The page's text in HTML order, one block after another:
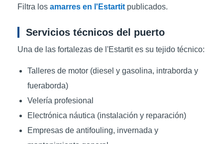
Filtra los amarres en l'Estartit publicados.
Servicios técnicos del puerto
Una de las fortalezas de l'Estartit es su tejido técnico:
Talleres de motor (diesel y gasolina, intraborda y
fueraborda)
Velería profesional
Electrónica náutica (instalación y reparación)
Empresas de antifouling, invernada y